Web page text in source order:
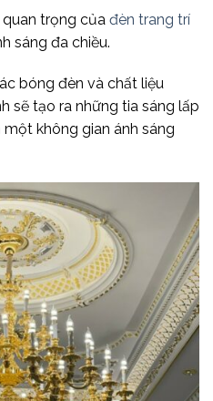
trọng của đèn trang trí
sáng đa chiều.
bóng đèn và chất liệu
sẽ tạo ra những tia sáng lấp
không gian ánh sáng